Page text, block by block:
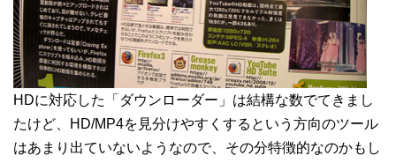
HDに対応した「ダウンローダー」は結構な数でてきまし
たけど、HD/MP4を見分けやすくするという方向のツール
はあまり出ていないようなので、その分特徴的なのかもし